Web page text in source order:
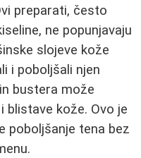
preparati, često
ne popunjavaju
slojeve kože
i poboljšali njen
bustera može
blistave kože. Ovo je
poboljšanje tena bez